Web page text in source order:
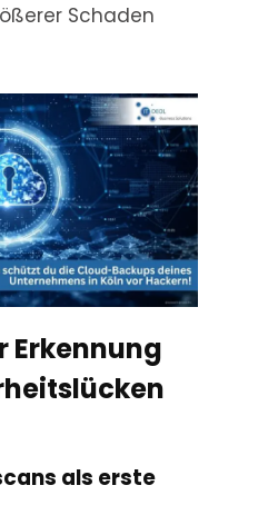
Schaden
Erkennung
als erste